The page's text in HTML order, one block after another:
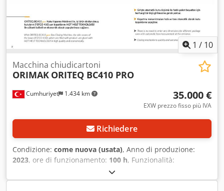
1 / 10
Cumhuriyet 1.434 km
Macchina chiudicartoni
ORIMAK ORITEQ BC410 PRO
35.000 €
EXW prezzo fisso più IVA
Richiedere
Condizione: come nuova (usata), Anno di produzione:
2023, ore di funzionamento: 100 h, Funzionalità:
, altezza totale:
larghezza totale:2.160 mm, lunghezza totale:9.681 mm,